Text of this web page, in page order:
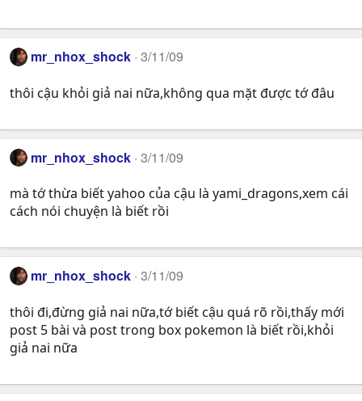
mr_nhox_shock 3/11/09
thôi cậu khỏi giả nai nữa,không qua mặt được tớ đâu
mr_nhox_shock 3/11/09
mà tớ thừa biết yahoo của cậu là yami_dragons,xem cái
cách nói chuyện là biết rồi
mr_nhox_shock 3/11/09
thôi đi,đừng giả nai nữa,tớ biết cậu quá rõ rồi,thấy mới
post 5 bài và post trong box pokemon là biết rồi,khỏi
giả nai nữa